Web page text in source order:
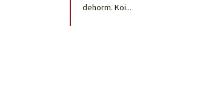
dehorm. Koi...